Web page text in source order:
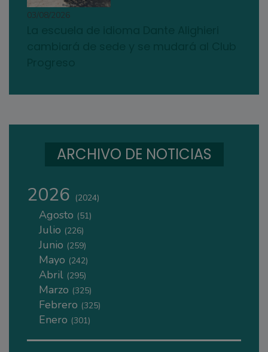
03/08/2026
ARCHIVO DE NOTICIAS
2026 (2024)
Agosto (51)
Julio (226)
Junio (259)
Mayo (242)
Abril (295)
Marzo (325)
Febrero (325)
Enero (301)